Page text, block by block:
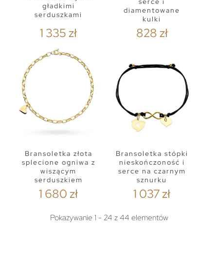
gładkimi
serduszkami
1 335 zł
diamentowane
kulki
828 zł
Bransoletka złota
splecione ogniwa z
wiszącym
serduszkiem
1 680 zł
Bransoletka stópki
nieskończoność i
serce na czarnym
sznurku
1 037 zł
Pokazywanie 1 - 24 z 44 elementów